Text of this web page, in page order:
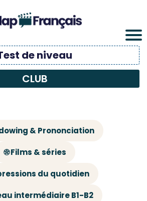
de niveau
CLUB
& Prononciation
Films & séries
du quotidien
intermédiaire B1-B2